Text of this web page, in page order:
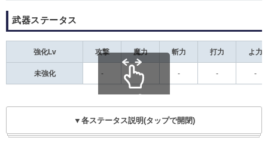
武器ステータス
強化Lv 攻撃 魔力 斬力 打力 よ力
未強化 - - - - -
scroll
▼各ステータス説明(タップで開閉)